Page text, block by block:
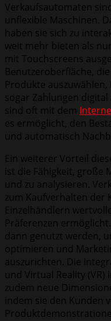
Verkaufsautomaten
unflexible Maschinen.
haben sie sich zu
weit mehr bieten als
mit Touchscreens
Benutzeroberfläche,
Produkte
sogar Zahlungen
sind oft mit dem
es ermöglicht, den
und automatisch
Ein weiterer Vorteil
ist die Fähigkeit, große
und zu analysieren.
zum Kaufverhalten der
Einzelhändlern
Präferenzen
dann genutzt werden,
optimieren und
auszurichten. Die
und Virtual Reality
zudem neue
indem sie den Kunden